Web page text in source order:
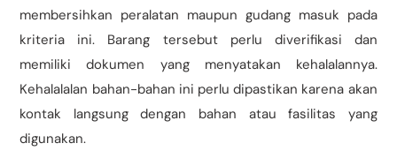
membersihkan peralatan maupun gudang masuk pada
kriteria ini. Barang tersebut perlu diverifikasi dan
memiliki dokumen yang menyatakan kehalalannya.
Kehalalalan bahan-bahan ini perlu dipastikan karena akan
kontak langsung dengan bahan atau fasilitas yang
digunakan.